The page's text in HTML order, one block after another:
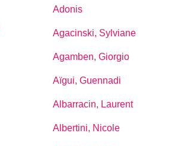
Adonis
Agacinski, Sylviane
Agamben, Giorgio
Aïgui, Guennadi
Albarracin, Laurent
Albertini, Nicole